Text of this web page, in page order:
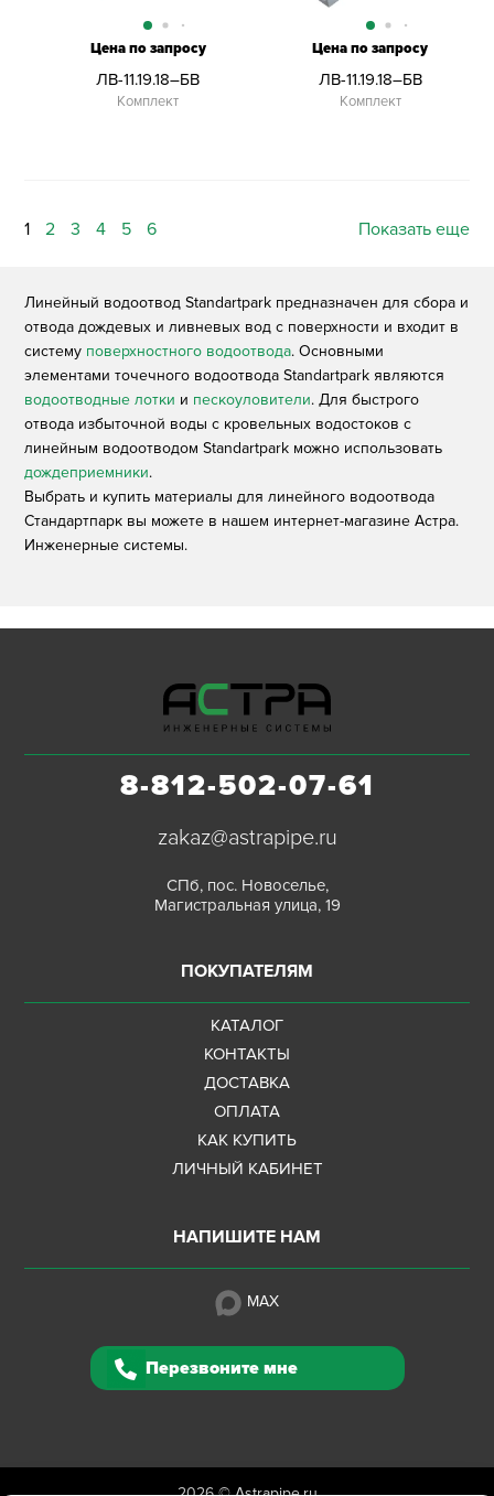
Цена по запросу
ЛВ-11.19.18–БВ
Комплект
Цена по запросу
ЛВ-11.19.18–БВ
Комплект
1 2 3 4 5 6 Показать еще
Линейный водоотвод Standartpark предназначен для сбора и
отвода дождевых и ливневых вод с поверхности и входит в
систему поверхностного водоотвода. Основными
элементами точечного водоотвода Standartpark являются
водоотводные лотки и пескоуловители. Для быстрого
отвода избыточной воды с кровельных водостоков с
линейным водоотводом Standartpark можно использовать
дождеприемники.
Выбрать и купить материалы для линейного водоотвода
Стандартпарк вы можете в нашем интернет-магазине Астра.
Инженерные системы.
8-812-502-07-61
zakaz@astrapipe.ru
СПб, пос. Новоселье,
Магистральная улица, 19
ПОКУПАТЕЛЯМ
КАТАЛОГ
КОНТАКТЫ
ДОСТАВКА
ОПЛАТА
КАК КУПИТЬ
ЛИЧНЫЙ КАБИНЕТ
НАПИШИТЕ НАМ
MAX
Перезвоните мне